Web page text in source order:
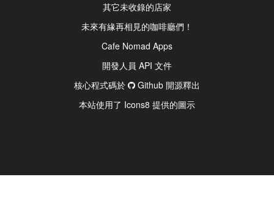
其它未收錄的店家
未來有緣再相見的咖啡廳們！
Cafe Nomad Apps
開發人員 API 文件
核心程式碼於
Github 開源釋出
本站使用了 Icons8 提供的圖示